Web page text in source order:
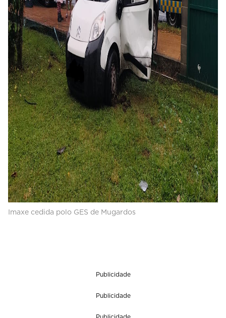
Imaxe cedida polo GES de Mugardos
Publicidade
Publicidade